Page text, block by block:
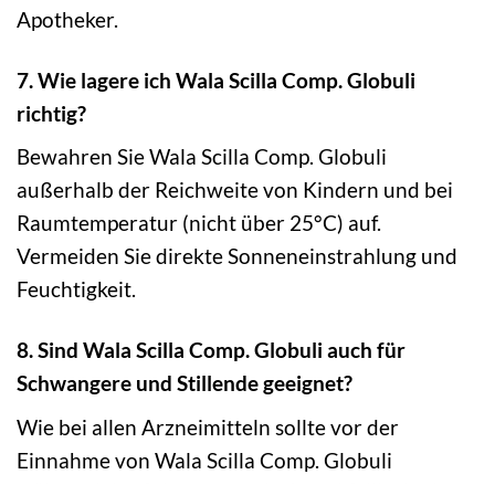
Apotheker.
7. Wie lagere ich Wala Scilla Comp. Globuli
richtig?
Bewahren Sie Wala Scilla Comp. Globuli
außerhalb der Reichweite von Kindern und bei
Raumtemperatur (nicht über 25°C) auf.
Vermeiden Sie direkte Sonneneinstrahlung und
Feuchtigkeit.
8. Sind Wala Scilla Comp. Globuli auch für
Schwangere und Stillende geeignet?
Wie bei allen Arzneimitteln sollte vor der
Einnahme von Wala Scilla Comp. Globuli